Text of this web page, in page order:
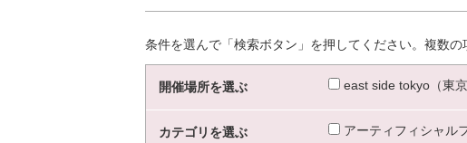
条件を選んで「検索ボタン」を押してください。複数の
開催場所を選ぶ east side tokyo（東京
カテゴリを選ぶ アーティフィシャル